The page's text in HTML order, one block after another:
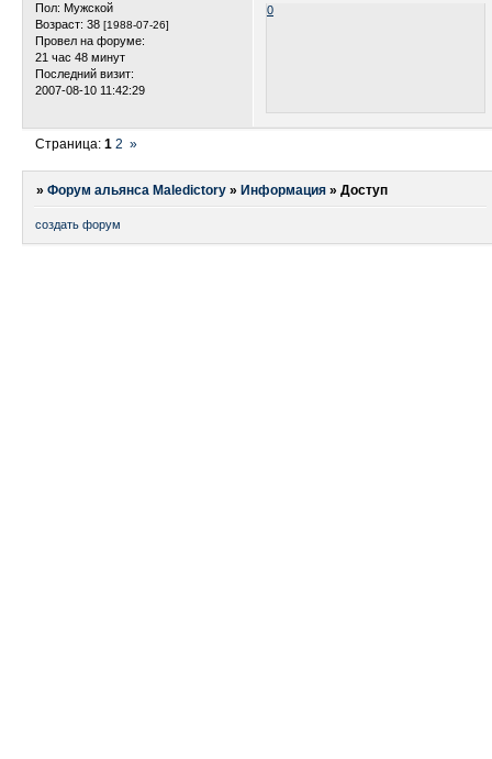
Пол: Мужской
Возраст: 38 [1988-07-26]
Провел на форуме:
21 час 48 минут
Последний визит:
2007-08-10 11:42:29
0
Страница:1 2 »
»Форум альянса Maledictory »Информация »Доступ
создать форум